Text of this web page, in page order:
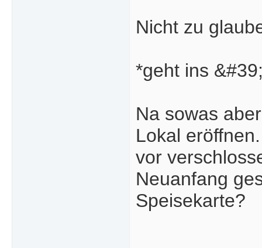
Nicht zu
*geht ins
Na sowas
Lokal
vor
Neuanfang
Speisekarte?